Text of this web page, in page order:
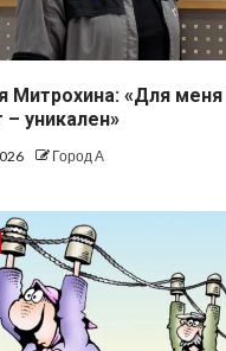
Митрохина: «Для
– уникален»
Город А